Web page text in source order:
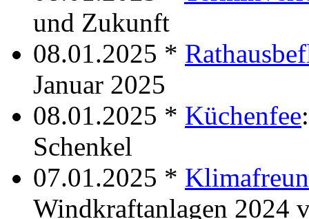
und Zukunft
08.01.2025 *
Januar 2025
08.01.2025 * Küchenfee
Schenkel
07.01.2025 *
Windkraftanlagen 2024